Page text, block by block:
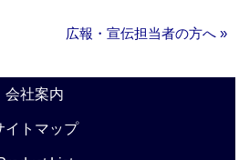
広報・宣伝担当者の方へ »
会社案内
イトマップ